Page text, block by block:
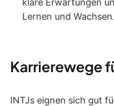
klare Erwartungen
Lernen und Wachsen.
Karrierewege
INTJs eignen sich gut